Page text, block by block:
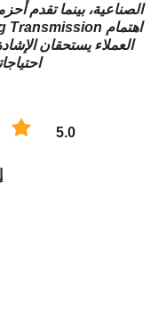
العملاء يستحقان
5.0